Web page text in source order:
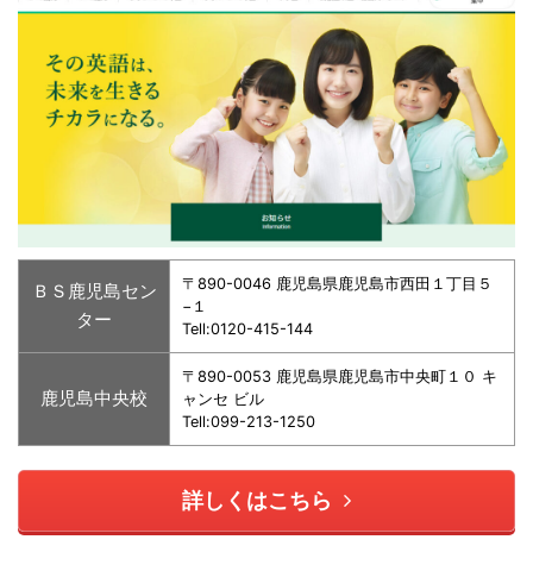
ＢＳ鹿児島セン
ター
〒890-0046 鹿児島県鹿児島市西田１丁目５
−１
Tell:0120-415-144
鹿児島中央校
〒890-0053 鹿児島県鹿児島市中央町１０ キ
ャンセ ビル
Tell:099-213-1250
詳しくはこちら